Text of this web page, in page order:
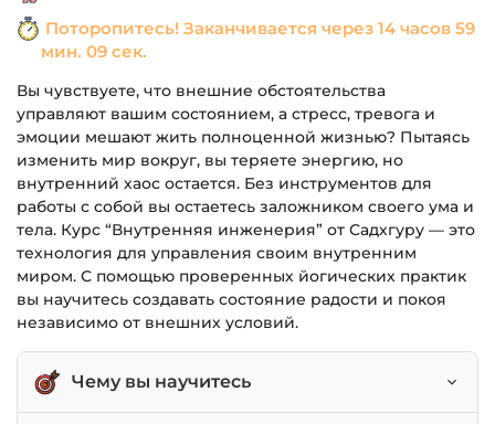
Поторопитесь! Заканчивается через 14 часов 59
мин. 09 сек.
Вы чувствуете, что внешние обстоятельства
управляют вашим состоянием, а стресс, тревога и
эмоции мешают жить полноценной жизнью? Пытаясь
изменить мир вокруг, вы теряете энергию, но
внутренний хаос остается. Без инструментов для
работы с собой вы остаетесь заложником своего ума и
тела. Курс “Внутренняя инженерия” от Садхгуру — это
технология для управления своим внутренним
миром. С помощью проверенных йогических практик
вы научитесь создавать состояние радости и покоя
независимо от внешних условий.
Чему вы научитесь